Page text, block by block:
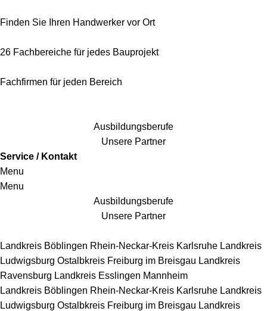
Finden Sie Ihren Handwerker vor Ort
26 Fachbereiche für jedes Bauprojekt
Fachfirmen für jeden Bereich
Ausbildungsberufe
Unsere Partner
Service / Kontakt
Menu
Menu
Ausbildungsberufe
Unsere Partner
Landkreis Böblingen Rhein-Neckar-Kreis Karlsruhe Landkreis
Ludwigsburg Ostalbkreis Freiburg im Breisgau Landkreis
Ravensburg Landkreis Esslingen Mannheim
Landkreis Böblingen Rhein-Neckar-Kreis Karlsruhe Landkreis
Ludwigsburg Ostalbkreis Freiburg im Breisgau Landkreis